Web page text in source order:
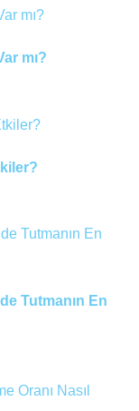
mı?
Tutmanın En